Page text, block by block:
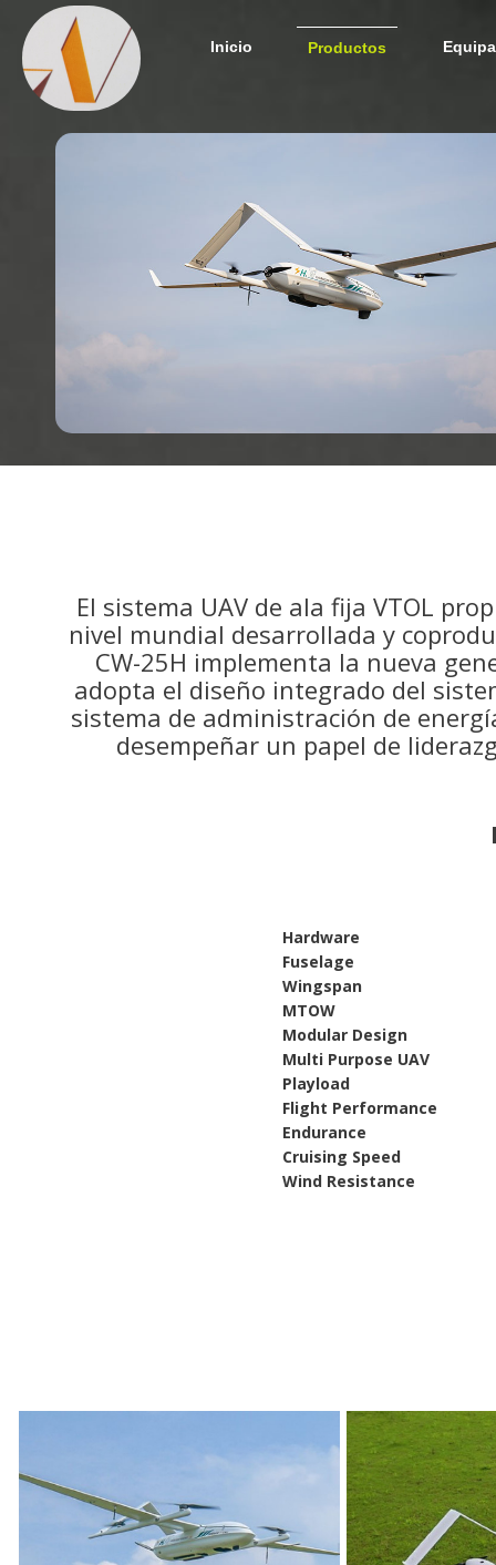
Inicio Productos
El sistema UAV de ala fija VTOL
nivel mundial desarrollada y
CW-25H implementa la nueva
adopta el diseño integrado del
sistema de administración de
desempeñar un papel de
Hardware
Modular
Multi
Flight Performance
Cruising
Wind